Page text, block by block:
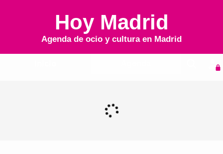
Hoy Madrid
Agenda de ocio y cultura en Madrid